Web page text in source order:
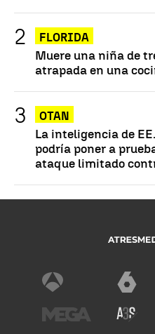
FLORIDA
Muere una niña de
atrapada en una
OTAN
La inteligencia de
podría poner a
ataque limitado